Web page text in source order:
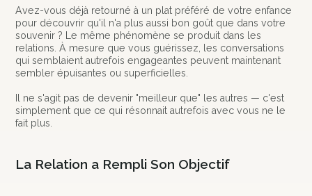
Avez-vous déjà retourné à un plat préféré de votre enfance
pour découvrir qu'il n'a plus aussi bon goût que dans votre
souvenir ? Le même phénomène se produit dans les
relations. À mesure que vous guérissez, les conversations
qui semblaient autrefois engageantes peuvent maintenant
sembler épuisantes ou superficielles.
Il ne s'agit pas de devenir "meilleur que" les autres — c'est
simplement que ce qui résonnait autrefois avec vous ne le
fait plus.
La Relation a Rempli Son Objectif